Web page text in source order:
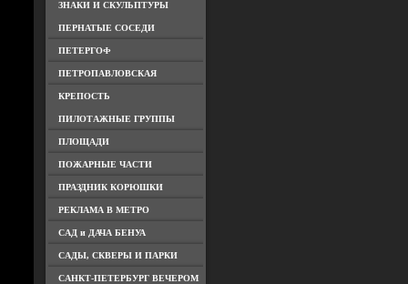
ЗНАКИ И СКУЛЬПТУРЫ
ПЕРНАТЫЕ СОСЕДИ
ПЕТЕРГОФ
ПЕТРОПАВЛОВСКАЯ
КРЕПОСТЬ
ПИЛОТАЖНЫЕ ГРУППЫ
ПЛОЩАДИ
ПОЖАРНЫЕ ЧАСТИ
ПРАЗДНИК КОРЮШКИ
РЕКЛАМА В МЕТРО
САД и ДАЧА БЕНУА
САДЫ, СКВЕРЫ И ПАРКИ
САНКТ-ПЕТЕРБУРГ ВЕЧЕРОМ